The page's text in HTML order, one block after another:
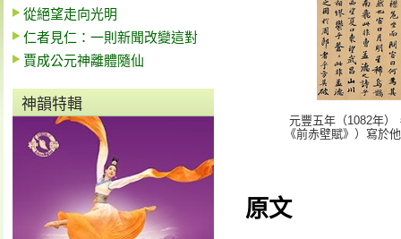
從絕望走向光明
仁者見仁：一則新聞改變這對
賈成公元神離體隨仙
神韻特輯
元豐五年（1082年）
《前赤壁賦》）寫於
原文